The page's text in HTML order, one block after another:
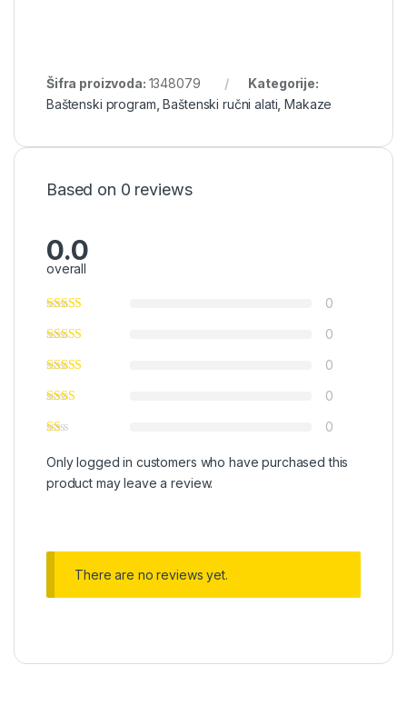
Šifra proizvoda: 1348079
Kategorije:
Baštenski program ,Baštenski ručni alati ,Makaze
Based on 0 reviews
0.0
overall
0
0
0
0
0
Only logged in customers who have purchased this
product may leave a review.
There are no reviews yet.